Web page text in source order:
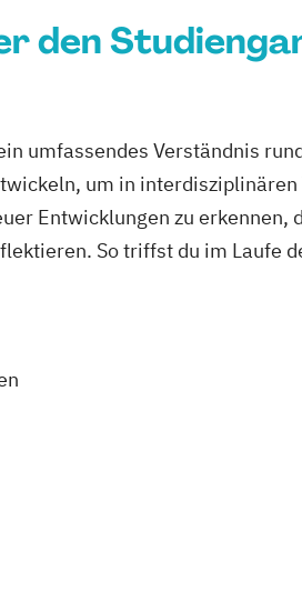
den
umfassendes Verständnis
um in interdisziplinären
Entwicklungen zu erkennen,
So triffst du im Laufe